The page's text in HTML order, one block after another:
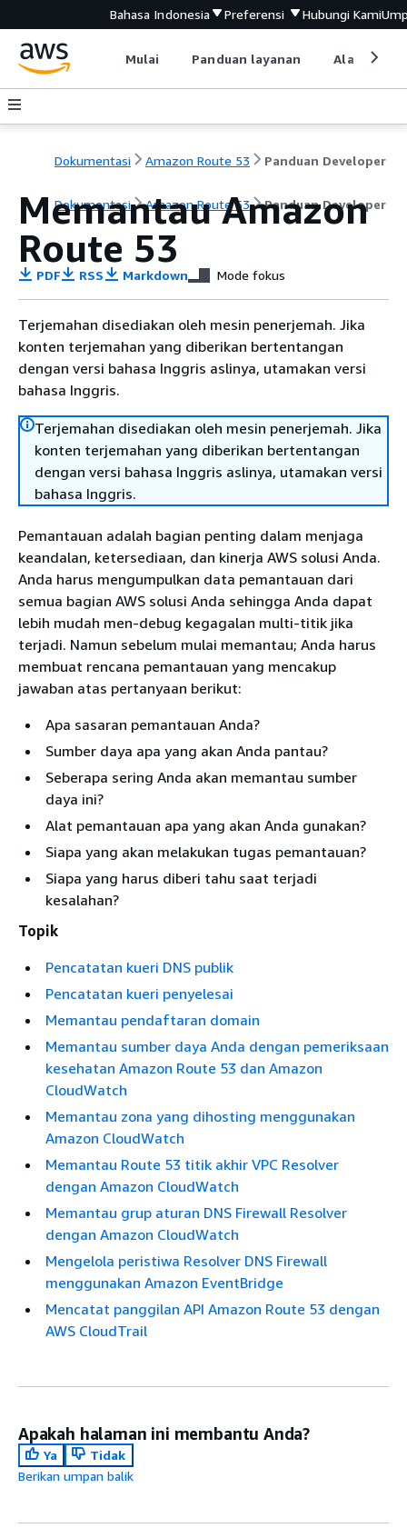
Bahasa Indonesia Preferensi Hubungi Kami
Mulai Panduan layanan Alat
Dokumentasi Amazon Route 53 Panduan Developer
Dokumentasi Amazon Route 53 Panduan Developer
Memantau Amazon
Route 53
PDF RSS Markdown Mode fokus
Terjemahan disediakan oleh mesin penerjemah. Jika
konten terjemahan yang diberikan bertentangan
dengan versi bahasa Inggris aslinya, utamakan versi
bahasa Inggris.
Terjemahan disediakan oleh mesin penerjemah. Jika
konten terjemahan yang diberikan bertentangan
dengan versi bahasa Inggris aslinya, utamakan versi
bahasa Inggris.
Pemantauan adalah bagian penting dalam menjaga
keandalan, ketersediaan, dan kinerja AWS solusi Anda.
Anda harus mengumpulkan data pemantauan dari
semua bagian AWS solusi Anda sehingga Anda dapat
lebih mudah men-debug kegagalan multi-titik jika
terjadi. Namun sebelum mulai memantau; Anda harus
membuat rencana pemantauan yang mencakup
jawaban atas pertanyaan berikut:
Apa sasaran pemantauan Anda?
Sumber daya apa yang akan Anda pantau?
Seberapa sering Anda akan memantau sumber
daya ini?
Alat pemantauan apa yang akan Anda gunakan?
Siapa yang akan melakukan tugas pemantauan?
Siapa yang harus diberi tahu saat terjadi
kesalahan?
Topik
Pencatatan kueri DNS publik
Pencatatan kueri penyelesai
Memantau pendaftaran domain
Memantau sumber daya Anda dengan pemeriksaan
kesehatan Amazon Route 53 dan Amazon
CloudWatch
Memantau zona yang dihosting menggunakan
Amazon CloudWatch
Memantau Route 53 titik akhir VPC Resolver
dengan Amazon CloudWatch
Memantau grup aturan DNS Firewall Resolver
dengan Amazon CloudWatch
Mengelola peristiwa Resolver DNS Firewall
menggunakan Amazon EventBridge
Mencatat panggilan API Amazon Route 53 dengan
AWS CloudTrail
Apakah halaman ini membantu Anda?
Ya
Tidak
Berikan umpan balik